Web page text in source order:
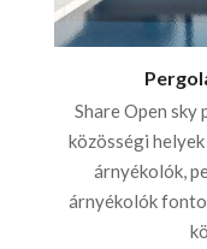
Share Open
közösségi
árnyékolók,
árnyékolók